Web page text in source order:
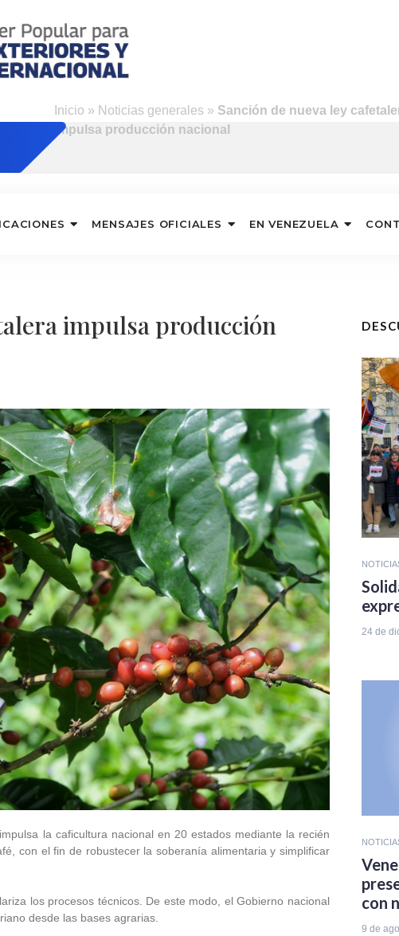
Inicio » Noticias generales » Sanción de nueva ley
impulsa producción nacional
MENSAJES OFICIALES EN VENEZUELA
impulsa producción
la caficultura nacional en 20 estados mediante la recién
con el fin de robustecer la soberanía alimentaria y simplificar
los procesos técnicos. De este modo, el Gobierno nacional
desde las bases agrarias.
24 de
con
9 de